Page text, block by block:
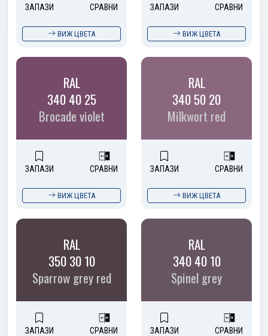
ЗАПАЗИ СРАВНИ
ВИЖ ЦВЕТА
ЗАПАЗИ СРАВНИ
ВИЖ ЦВЕТА
RAL
340 40 25
Brocade violet
ЗАПАЗИ СРАВНИ
ВИЖ ЦВЕТА
RAL
340 50 20
Milkwort red
ЗАПАЗИ СРАВНИ
ВИЖ ЦВЕТА
RAL
350 30 10
Sparrow grey red
ЗАПАЗИ СРАВНИ
RAL
340 40 10
Spinel grey
ЗАПАЗИ СРАВНИ